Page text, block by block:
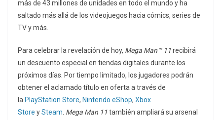
más de 43 millones de unidades en todo el mundo y ha
saltado más allá de los videojuegos hacia cómics, series de
TV y más.
Para celebrar la revelación de hoy, Mega Man™ 11recibirá
un descuento especial en tiendas digitales durante los
próximos días. Por tiempo limitado, los jugadores podrán
obtener el aclamado título en oferta a través de
la PlayStation Store, Nintendo eShop, Xbox
Store ySteam. Mega Man 11también ampliará su arsenal